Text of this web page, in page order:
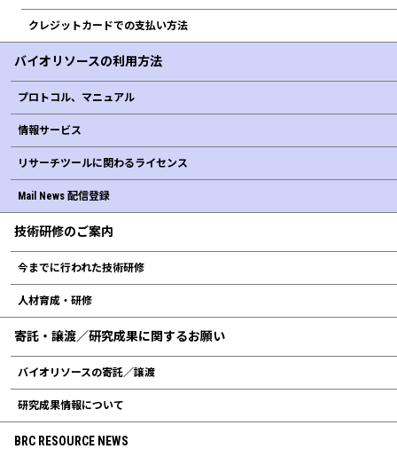
クレジットカードでの支払い方法
バイオリソースの利用方法
プロトコル、マニュアル
情報サービス
リサーチツールに関わるライセンス
Mail News 配信登録
技術研修のご案内
今までに行われた技術研修
人材育成・研修
寄託・譲渡／研究成果に関するお願い
バイオリソースの寄託／譲渡
研究成果情報について
BRC RESOURCE NEWS